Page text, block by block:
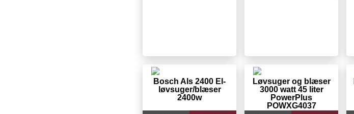
Bosch Als 2400 El-
løvsuger/blæser
2400w
Løvsuger og blæser
3000 watt 45 liter
PowerPlus
POWXG4037